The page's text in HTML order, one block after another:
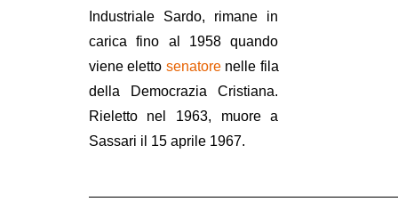
Industriale Sardo, rimane in
carica fino al 1958 quando
viene eletto senatorenelle fila
della Democrazia Cristiana.
Rieletto nel 1963, muore a
Sassari il 15 aprile 1967.